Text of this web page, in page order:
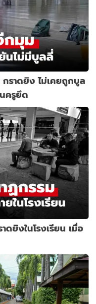
ราดยิง ไม่เคยถูกบูล
ครูยึด
ยิงในโรงเรียน เมื่อ